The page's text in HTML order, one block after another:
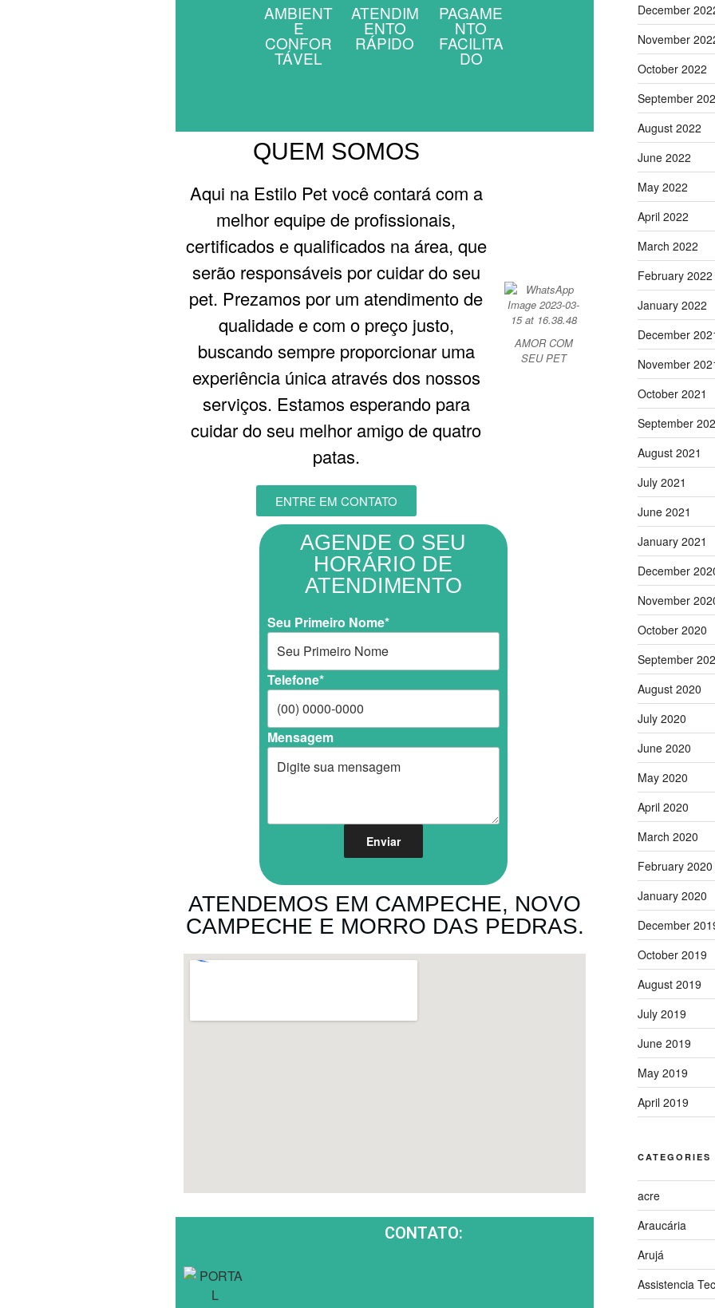
AMBIENT
E
CONFOR
TÁVEL
ATENDIM
ENTO
RÁPIDO
PAGAME
NTO
FACILITA
DO
QUEM SOMOS
Aqui na Estilo Pet você contará com a
melhor equipe de profissionais,
certificados e qualificados na área, que
serão responsáveis por cuidar do seu
pet. Prezamos por um atendimento de
qualidade e com o preço justo,
buscando sempre proporcionar uma
experiência única através dos nossos
serviços. Estamos esperando para
cuidar do seu melhor amigo de quatro
patas.
ENTRE EM CONTATO
AMOR COM
SEU PET
AGENDE O SEU
HORÁRIO DE
ATENDIMENTO
Seu Primeiro Nome*
Telefone*
Mensagem
ATENDEMOS EM CAMPECHE, NOVO
CAMPECHE E MORRO DAS PEDRAS.
CONTATO:
December
November
October 2022
September
August 2022
June 2022
May 2022
April 2022
March 2022
February 2022
January 2022
December
November
October 2021
September
August 2021
July 2021
June 2021
January 2021
December
November
October 2020
September
August 2020
July 2020
June 2020
May 2020
April 2020
March 2020
February 2020
January 2020
December
October 2019
August 2019
July 2019
June 2019
May 2019
April 2019
CATEGORIES
acre
Araucária
Arujá
Assistencia